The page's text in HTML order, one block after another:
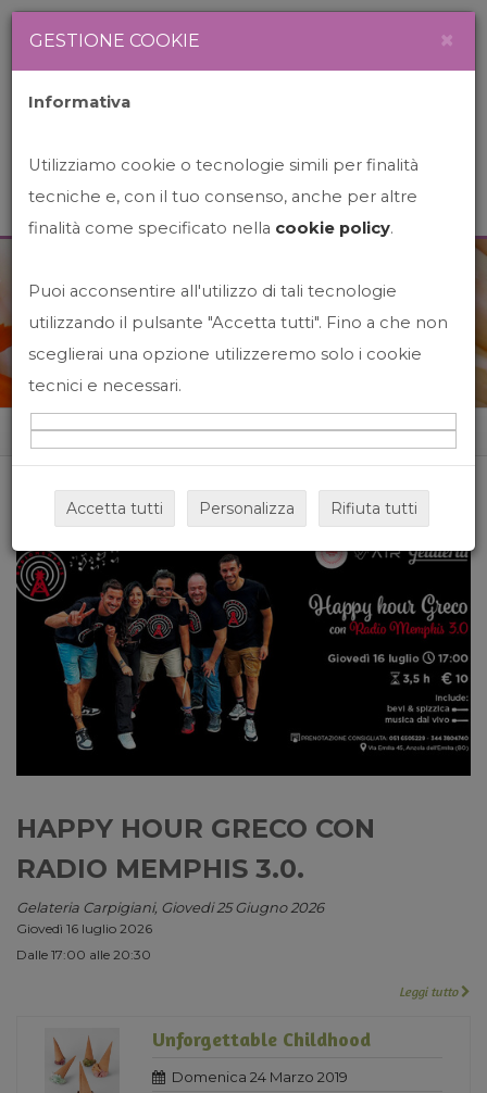
News&Events
Home News&events
HAPPY HOUR GRECO CON
RADIO MEMPHIS 3.0.
Gelateria Carpigiani, Giovedi 25 Giugno 2026
Giovedì 16 luglio 2026
Dalle 17:00 alle 20:30
Leggi tutto
Unforgettable Childhood
Domenica 24 Marzo 2019
GESTIONE COOKIE ×
Informativa
Utilizziamo cookie o tecnologie simili per finalità
tecniche e, con il tuo consenso, anche per altre
finalità come specificato nella cookie policy.
Puoi acconsentire all'utilizzo di tali tecnologie
utilizzando il pulsante "Accetta tutti". Fino a che non
sceglierai una opzione utilizzeremo solo i cookie
tecnici e necessari.
Accetta tutti Personalizza Rifiuta tutti